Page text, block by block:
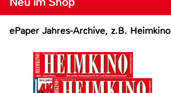
ePaper Jahres-Archive, z.B. Heimkino